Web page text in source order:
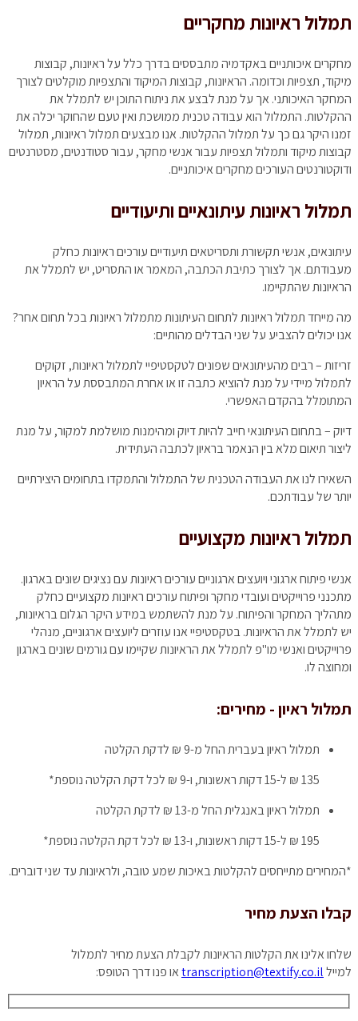
תמלול ראיונות מחקריים
מחקרים איכותניים באקדמיה מתבססים בדרך כלל על ראיונות, קבוצות
מיקוד, תצפיות וכדומה. הראיונות, קבוצות המיקוד והתצפיות מוקלטים לצורך
המחקר האיכותני. אך על מנת לבצע את ניתוח התוכן יש לתמלל את
ההקלטות. התמלול הוא עבודה טכנית ממושכת ואין טעם שהחוקר יכלה את
זמנו היקר גם כך על תמלול ההקלטות. אנו מבצעים תמלול ראיונות, תמלול
קבוצות מיקוד ותמלול תצפיות עבור אנשי מחקר, עבור סטודנטים, מסטרנטים
ודוקטורנטים העורכים מחקרים איכותניים.
תמלול ראיונות עיתונאיים ותיעודיים
עיתונאים, אנשי תקשורת ותסריטאים תיעודיים עורכים ראיונות כחלק
מעבודתם. אך לצורך כתיבת הכתבה, המאמר או התסריט, יש לתמלל את
הראיונות שהתקיימו.
מה מייחד תמלול ראיונות לתחום העיתונות מתמלול ראיונות בכל תחום אחר?
אנו יכולים להצביע על שני הבדלים מהותיים:
זריזות – רבים מהעיתונאים שפונים לטקסטיפיי לתמלול ראיונות, זקוקים
לתמלול מיידי על מנת להוציא כתבה זו או אחרת המתבססת על הראיון
המתומלל בהקדם האפשרי.
דיוק – בתחום העיתונאי חייב להיות דיוק ומהימנות מושלמת למקור, על מנת
ליצור תיאום מלא בין הנאמר בראיון לכתבה העתידית.
השאירו לנו את העבודה הטכנית של התמלול והתמקדו בתחומים היצירתיים
יותר של עבודתכם.
תמלול ראיונות מקצועיים
אנשי פיתוח ארגוני ויועצים ארגוניים עורכים ראיונות עם נציגים שונים בארגון.
מתכנני פרוייקטים ועובדי מחקר ופיתוח עורכים ראיונות מקצועיים כחלק
מתהליך המחקר והפיתוח. על מנת להשתמש במידע היקר הגלום בראיונות,
יש לתמלל את הראיונות. בטקסטיפיי אנו עוזרים ליועצים ארגוניים, מנהלי
פרוייקטים ואנשי מו"פ לתמלל את הראיונות שקיימו עם גורמים שונים בארגון
ומחוצה לו.
תמלול ראיון - מחירים:
תמלול ראיון בעבריתהחל מ-9 ₪ לדקת הקלטה
135 ₪ ל-15 דקות ראשונות, ו-9 ₪ לכל דקת הקלטה נוספת*
תמלול ראיון באנגליתהחל מ-13 ₪ לדקת הקלטה
195 ₪ ל-15 דקות ראשונות, ו-13 ₪ לכל דקת הקלטה נוספת*
*המחירים מתייחסים להקלטות באיכות שמע טובה, ולראיונות עד שני דוברים.
קבלו הצעת מחיר
שלחו אלינו את הקלטות הראיונות לקבלת הצעת מחיר לתמלול
למיילtranscription@textify.co.ilאו פנו דרך הטופס: